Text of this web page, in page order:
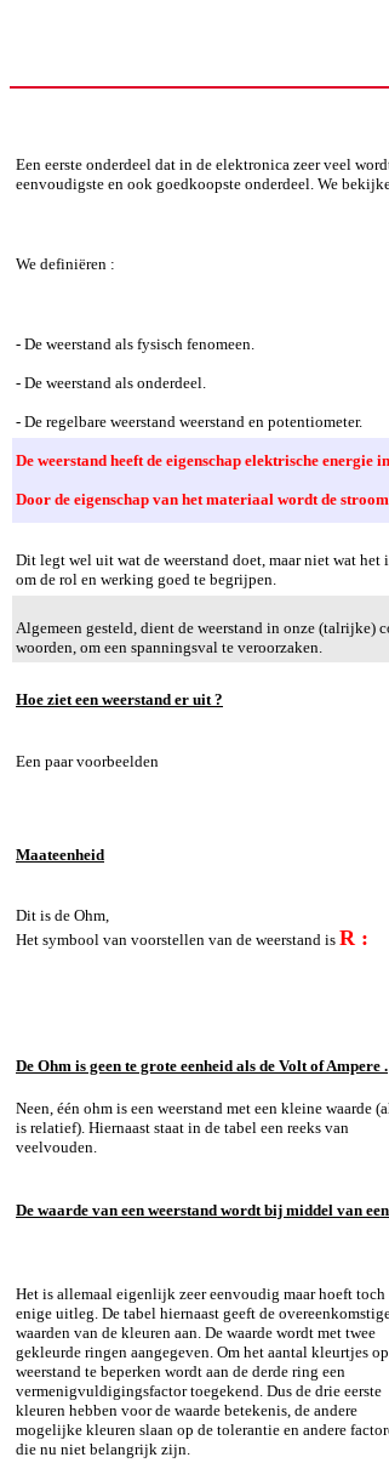
Een eerste onderdeel dat in de elektronica zeer veel
eenvoudigste en ook goedkoopste onderdeel. We
We definiëren :
- De weerstand als fysisch fenomeen.
- De weerstand als onderdeel.
- De regelbare weerstand weerstand en potentiometer.
De weerstand heeft de eigenschap elektrische energie
Door de eigenschap van het materiaal wordt de
Dit legt wel uit wat de weerstand doet, maar niet wat
om de rol en werking goed te begrijpen.
Algemeen gesteld, dient de weerstand in onze (talrijke)
woorden, om een spanningsval te veroorzaken.
Hoe ziet een weerstand er uit ?
Een paar voorbeelden
Maateenheid
Dit is de Ohm,
Het symbool van voorstellen van de weerstand is R :
De Ohm is geen te grote eenheid als de Volt of Ampere .
Neen, één ohm is een weerstand met een kleine waarde
is relatief). Hiernaast staat in de tabel een reeks van
veelvouden.
De waarde van een weerstand wordt bij middel van
Het is allemaal eigenlijk zeer eenvoudig maar hoeft toch
enige uitleg. De tabel hiernaast geeft de
waarden van de kleuren aan. De waarde wordt met twee
gekleurde ringen aangegeven. Om het aantal kleurtjes
weerstand te beperken wordt aan de derde ring een
vermenigvuldigingsfactor toegekend. Dus de drie eerste
kleuren hebben voor de waarde betekenis, de andere
mogelijke kleuren slaan op de tolerantie en andere
die nu niet belangrijk zijn.